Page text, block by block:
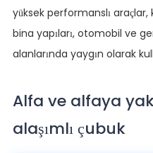
yüksek performanslı
bina yapıları, otomobil ve
alanlarında yaygın olarak
Alfa ve alfaya
alaşımlı çubuk